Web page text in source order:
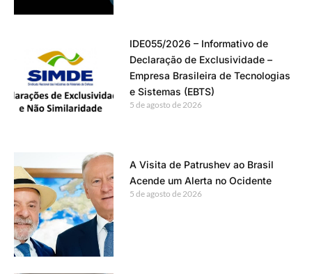
IDE055/2026 – Informativo de
Declaração de Exclusividade –
Empresa Brasileira de Tecnologias
e Sistemas (EBTS)
5 de agosto de 2026
A Visita de Patrushev ao Brasil
Acende um Alerta no Ocidente
5 de agosto de 2026